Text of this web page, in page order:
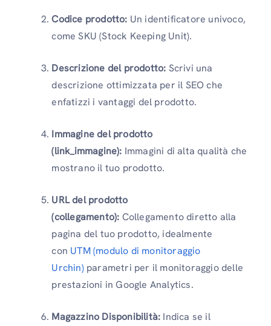
Codice prodotto: Un identificatore univoco,
come SKU (Stock Keeping Unit).
Descrizione del prodotto: Scrivi una
descrizione ottimizzata per il SEO che
enfatizzi i vantaggi del prodotto.
Immagine del prodotto
(link_immagine): Immagini di alta qualità che
mostrano il tuo prodotto.
URL del prodotto
(collegamento): Collegamento diretto alla
pagina del tuo prodotto, idealmente
con UTM (modulo di monitoraggio
Urchin)parametri per il monitoraggio delle
prestazioni in Google Analytics.
Magazzino Disponibilità: Indica se il